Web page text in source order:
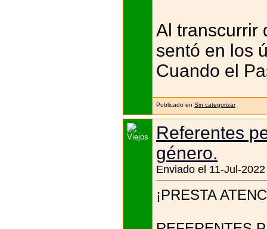
Al transcurrir
sentó en los
Cuando el
Publicado en Sin categorizar
Referentes
género.
Enviado el 11-Jul-
¡PRESTA